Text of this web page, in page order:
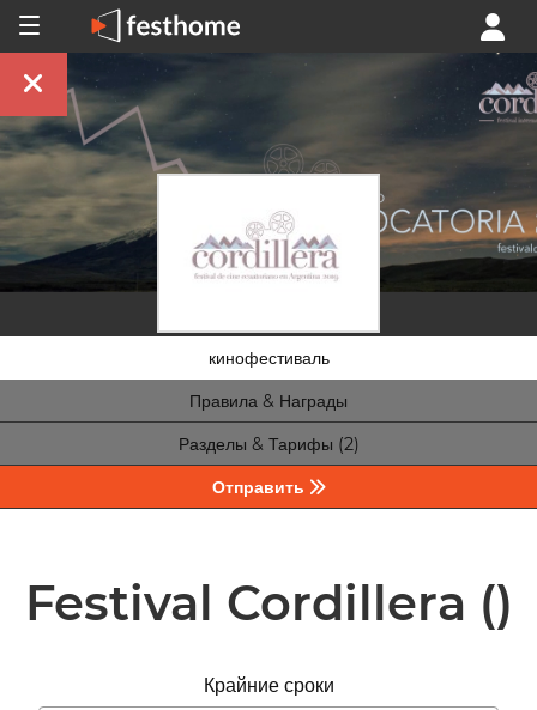
кинофестиваль
Правила & Награды
Разделы & Тарифы (2)
Отправить
Festival Cordillera ()
Крайние сроки